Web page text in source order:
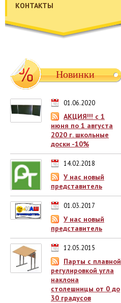
КОНТАКТЫ
Новинки
01.06.2020
АКЦИЯ!!! с 1
июня по 1 августа
2020 г. школьные
доски -10%
14.02.2018
У нас новый
представитель
01.03.2017
У нас новый
представитель
12.05.2015
Парты с плавной
регулировкой угла
наклона
столешницы от 0 до
30 градусов